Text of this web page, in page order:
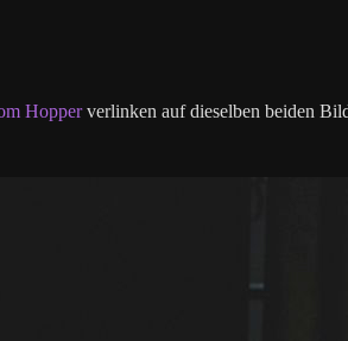
Hopperverlinken auf dieselben beiden